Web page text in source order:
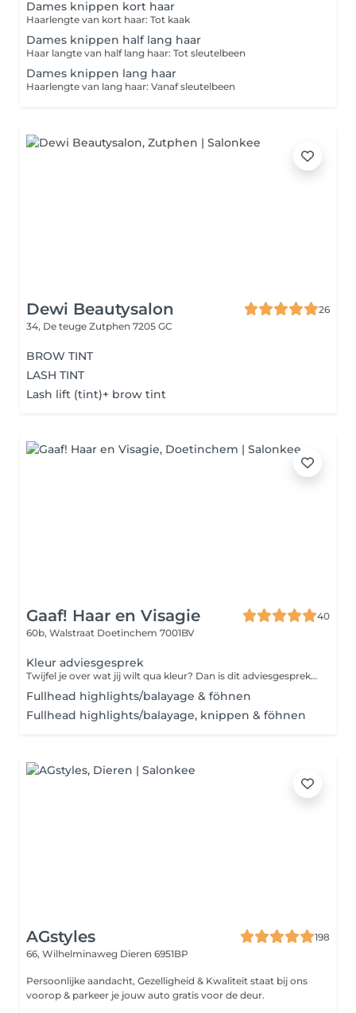
Dames knippen kort haar
Haarlengte van kort haar: Tot kaak
Dames knippen half lang haar
Haar langte van half lang haar: Tot sleutelbeen
Dames knippen lang haar
Haarlengte van lang haar: Vanaf sleutelbeen
Dewi Beautysalon
26
34, De teuge Zutphen 7205 GC
BROW TINT
LASH TINT
Lash lift (tint)+ brow tint
Gaaf! Haar en Visagie
40
60b, Walstraat Doetinchem 7001BV
Kleur adviesgesprek
Twijfel je over wat jij wilt qua kleur? Dan is dit adviesgesprek voor jou. Tijdens dit gesprek van 30 minuten bespreken we jouw wensen en de mogelijkheden. Kies je ervoor om een vervolg afspraak te maken voor het kleuren, dan halen we het bedrag van het adviesgesprek af van de kleurbehandeling.
Fullhead highlights/balayage & föhnen
Fullhead highlights/balayage, knippen & föhnen
AGstyles
198
66, Wilhelminaweg Dieren 6951BP
Persoonlijke aandacht, Gezelligheid & Kwaliteit staat bij ons
voorop & parkeer je jouw auto gratis voor de deur.